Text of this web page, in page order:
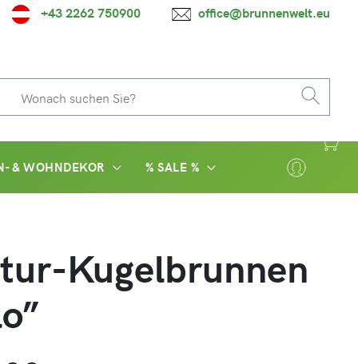
+43 2262 750900 office@brunnenwelt.eu
& WOHNDEKOR % SALE %
Kugelbrunnen